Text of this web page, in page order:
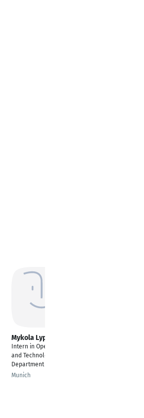
Mykola Lypskyi
Intern in Operation
and Technology
Department
Munich